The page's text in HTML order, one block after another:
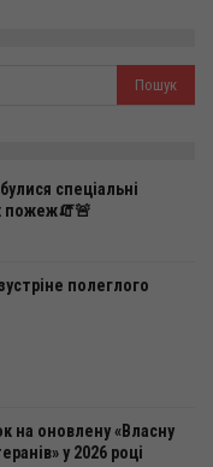
спеціальні
пожеж🧯🚨
полеглого
на оновлену «Власну
у 2026 році